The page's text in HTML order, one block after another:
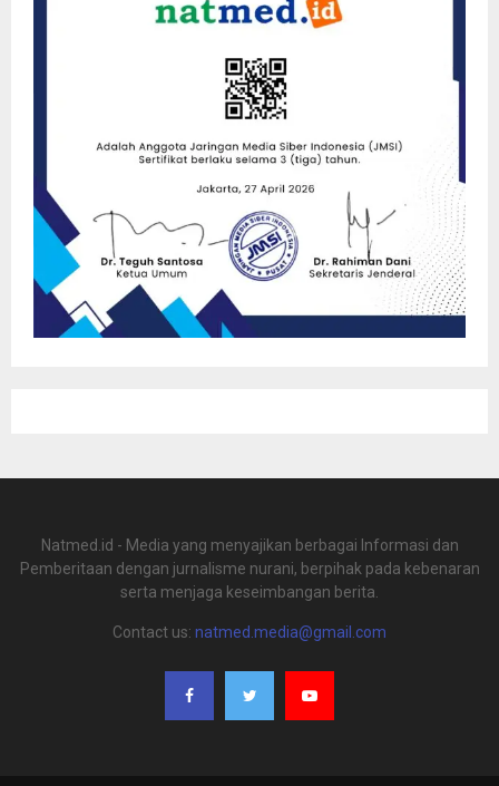
Natmed.id - Media yang menyajikan berbagai Informasi dan
Pemberitaan dengan jurnalisme nurani, berpihak pada kebenaran
serta menjaga keseimbangan berita.
Contact us: natmed.media@gmail.com